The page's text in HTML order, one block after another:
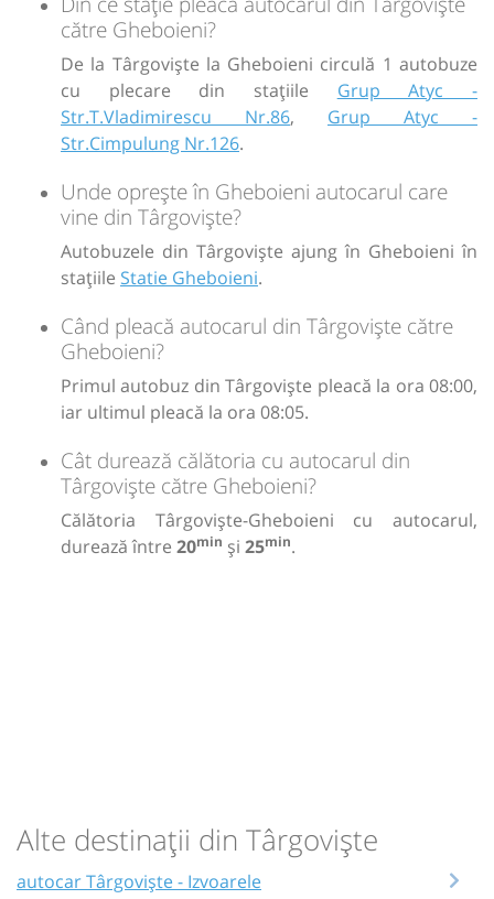
Sursa:GRUP ATYC SRL| Ultima actualizare:
către Gheboieni?
De la Târgoviște la Gheboieni circulă 1 autobuze
cu plecare din stațiile Grup Atyc -
Str.T.Vladimirescu Nr.86, Grup Atyc -
Str.Cimpulung Nr.126.
Unde oprește în Gheboieni autocarul care
vine din Târgoviște?
Autobuzele din Târgoviște ajung în Gheboieni în
stațiile Statie Gheboieni.
Când pleacă autocarul din Târgoviște către
Gheboieni?
Primul autobuz din Târgoviște pleacă la ora 08:00,
iar ultimul pleacă la ora 08:05.
Cât durează călătoria cu autocarul din
Târgoviște către Gheboieni?
Călătoria Târgoviște-Gheboieni cu autocarul,
durează între 20min și 25min.
Alte destinații din Târgoviște
autocar Târgoviște - Izvoarele